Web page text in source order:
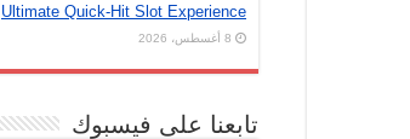
Ultimate Quick‑Hit Slot Experience
8 أغسطس، 2026
تابعنا على فيسبوك